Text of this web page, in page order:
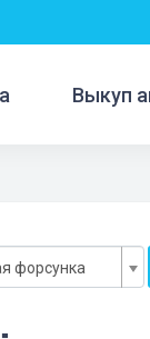
Выкуп
форсунка